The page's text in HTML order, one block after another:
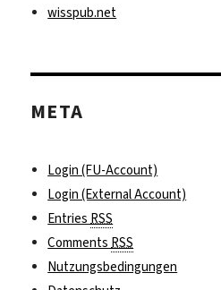
wisspub.net
META
Login (FU-Account)
Login (External Account)
EntriesRSS
CommentsRSS
Nutzungsbedingungen